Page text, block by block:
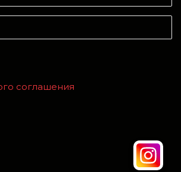
соглашения